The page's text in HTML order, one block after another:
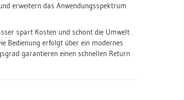
erweitern das Anwendungsspektrum
spart Kosten und schont die Umwelt .
Bedienung erfolgt über ein modernes
garantieren einen schnellen Return